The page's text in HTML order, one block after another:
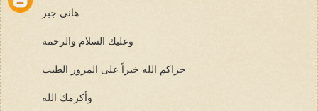
هانى جبر
وعليك السلام والرحمة
جزاكم الله خيراً على المرور الطيب
وأكرمك الله